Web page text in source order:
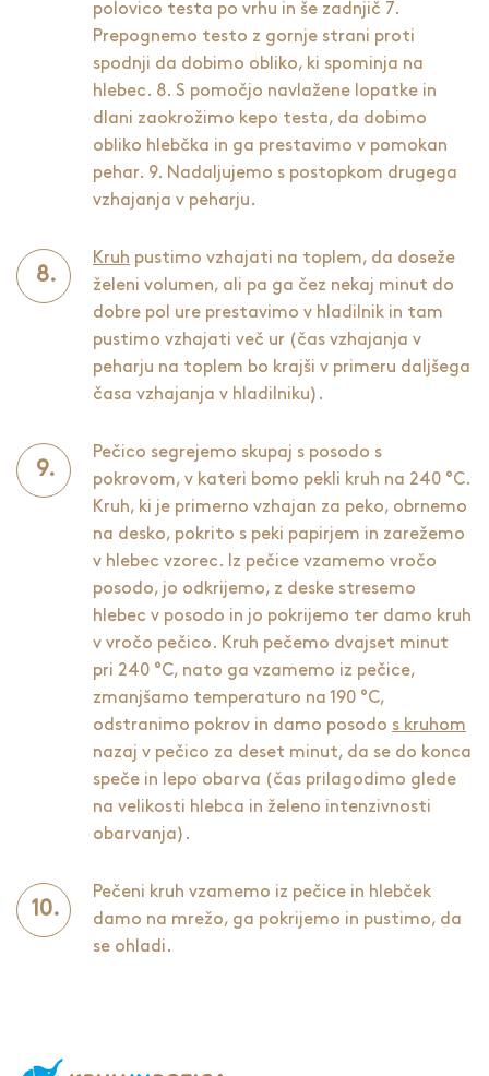
polovico testa po vrhu in še zadnjič 7.
Prepognemo testo z gornje strani proti
spodnji da dobimo obliko, ki spominja na
hlebec. 8. S pomočjo navlažene lopatke in
dlani zaokrožimo kepo testa, da dobimo
obliko hlebčka in ga prestavimo v pomokan
pehar. 9. Nadaljujemo s postopkom drugega
vzhajanja v peharju.
Kruh pustimo vzhajati na toplem, da doseže
želeni volumen, ali pa ga čez nekaj minut do
dobre pol ure prestavimo v hladilnik in tam
pustimo vzhajati več ur (čas vzhajanja v
peharju na toplem bo krajši v primeru daljšega
časa vzhajanja v hladilniku).
Pečico segrejemo skupaj s posodo s
pokrovom, v kateri bomo pekli kruh na 240 °C.
Kruh, ki je primerno vzhajan za peko, obrnemo
na desko, pokrito s peki papirjem in zarežemo
v hlebec vzorec. Iz pečice vzamemo vročo
posodo, jo odkrijemo, z deske stresemo
hlebec v posodo in jo pokrijemo ter damo kruh
v vročo pečico. Kruh pečemo dvajset minut
pri 240 °C, nato ga vzamemo iz pečice,
zmanjšamo temperaturo na 190 °C,
odstranimo pokrov in damo posodo s kruhom
nazaj v pečico za deset minut, da se do konca
speče in lepo obarva (čas prilagodimo glede
na velikosti hlebca in želeno intenzivnosti
obarvanja).
Pečeni kruh vzamemo iz pečice in hlebček
damo na mrežo, ga pokrijemo in pustimo, da
se ohladi.